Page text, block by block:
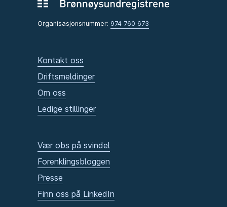
Organisasjonsnummer: 974 760 673
Kontakt oss
Driftsmeldinger
Om oss
Ledige stillinger
Vær obs på svindel
Forenklingsbloggen
Presse
Finn oss på LinkedIn